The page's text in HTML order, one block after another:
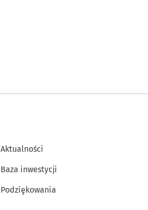
Aktualności
Baza inwestycji
Podziękowania